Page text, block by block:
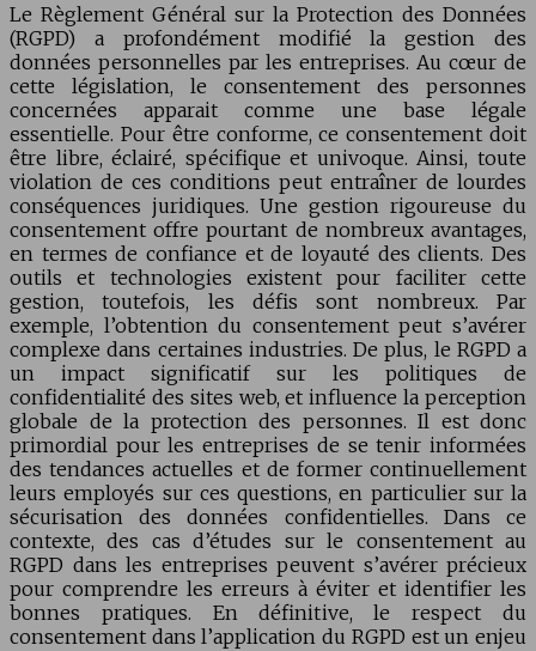
Le Règlement Général sur la Protection des Données
(RGPD) a profondément modifié la gestion des
données personnelles par les entreprises. Au cœur de
cette législation, le consentement des personnes
concernées apparait comme une base légale
essentielle. Pour être conforme, ce consentement doit
être libre, éclairé, spécifique et univoque. Ainsi, toute
violation de ces conditions peut entraîner de lourdes
conséquences juridiques. Une gestion rigoureuse du
consentement offre pourtant de nombreux avantages,
en termes de confiance et de loyauté des clients. Des
outils et technologies existent pour faciliter cette
gestion, toutefois, les défis sont nombreux. Par
exemple, l’obtention du consentement peut s’avérer
complexe dans certaines industries. De plus, le RGPD a
un impact significatif sur les politiques de
confidentialité des sites web, et influence la perception
globale de la protection des personnes. Il est donc
primordial pour les entreprises de se tenir informées
des tendances actuelles et de former continuellement
leurs employés sur ces questions, en particulier sur la
sécurisation des données confidentielles. Dans ce
contexte, des cas d’études sur le consentement au
RGPD dans les entreprises peuvent s’avérer précieux
pour comprendre les erreurs à éviter et identifier les
bonnes pratiques. En définitive, le respect du
consentement dans l’application du RGPD est un enjeu